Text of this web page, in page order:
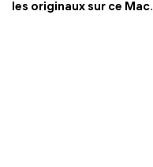
les originaux sur ce Mac.